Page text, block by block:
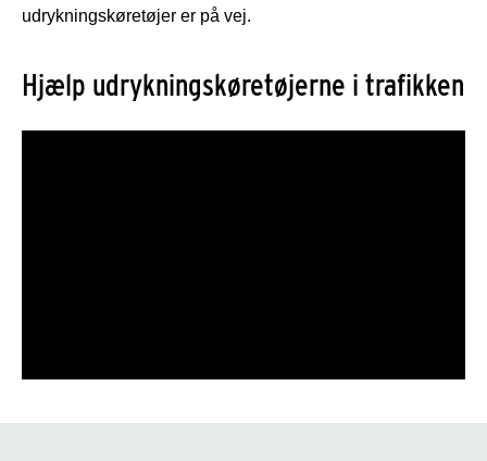
udrykningskøretøjer er på vej.
Hjælp udrykningskøretøjerne i trafikken